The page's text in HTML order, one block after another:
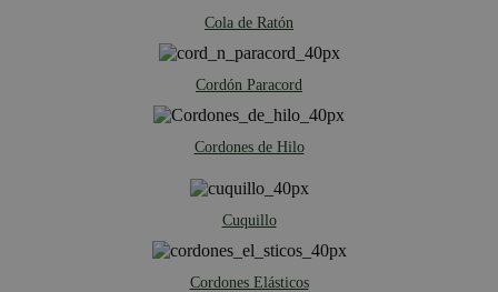
Cola de Ratón
Cordón Paracord
Cordones de Hilo
Cuquillo
Cordones Elásticos